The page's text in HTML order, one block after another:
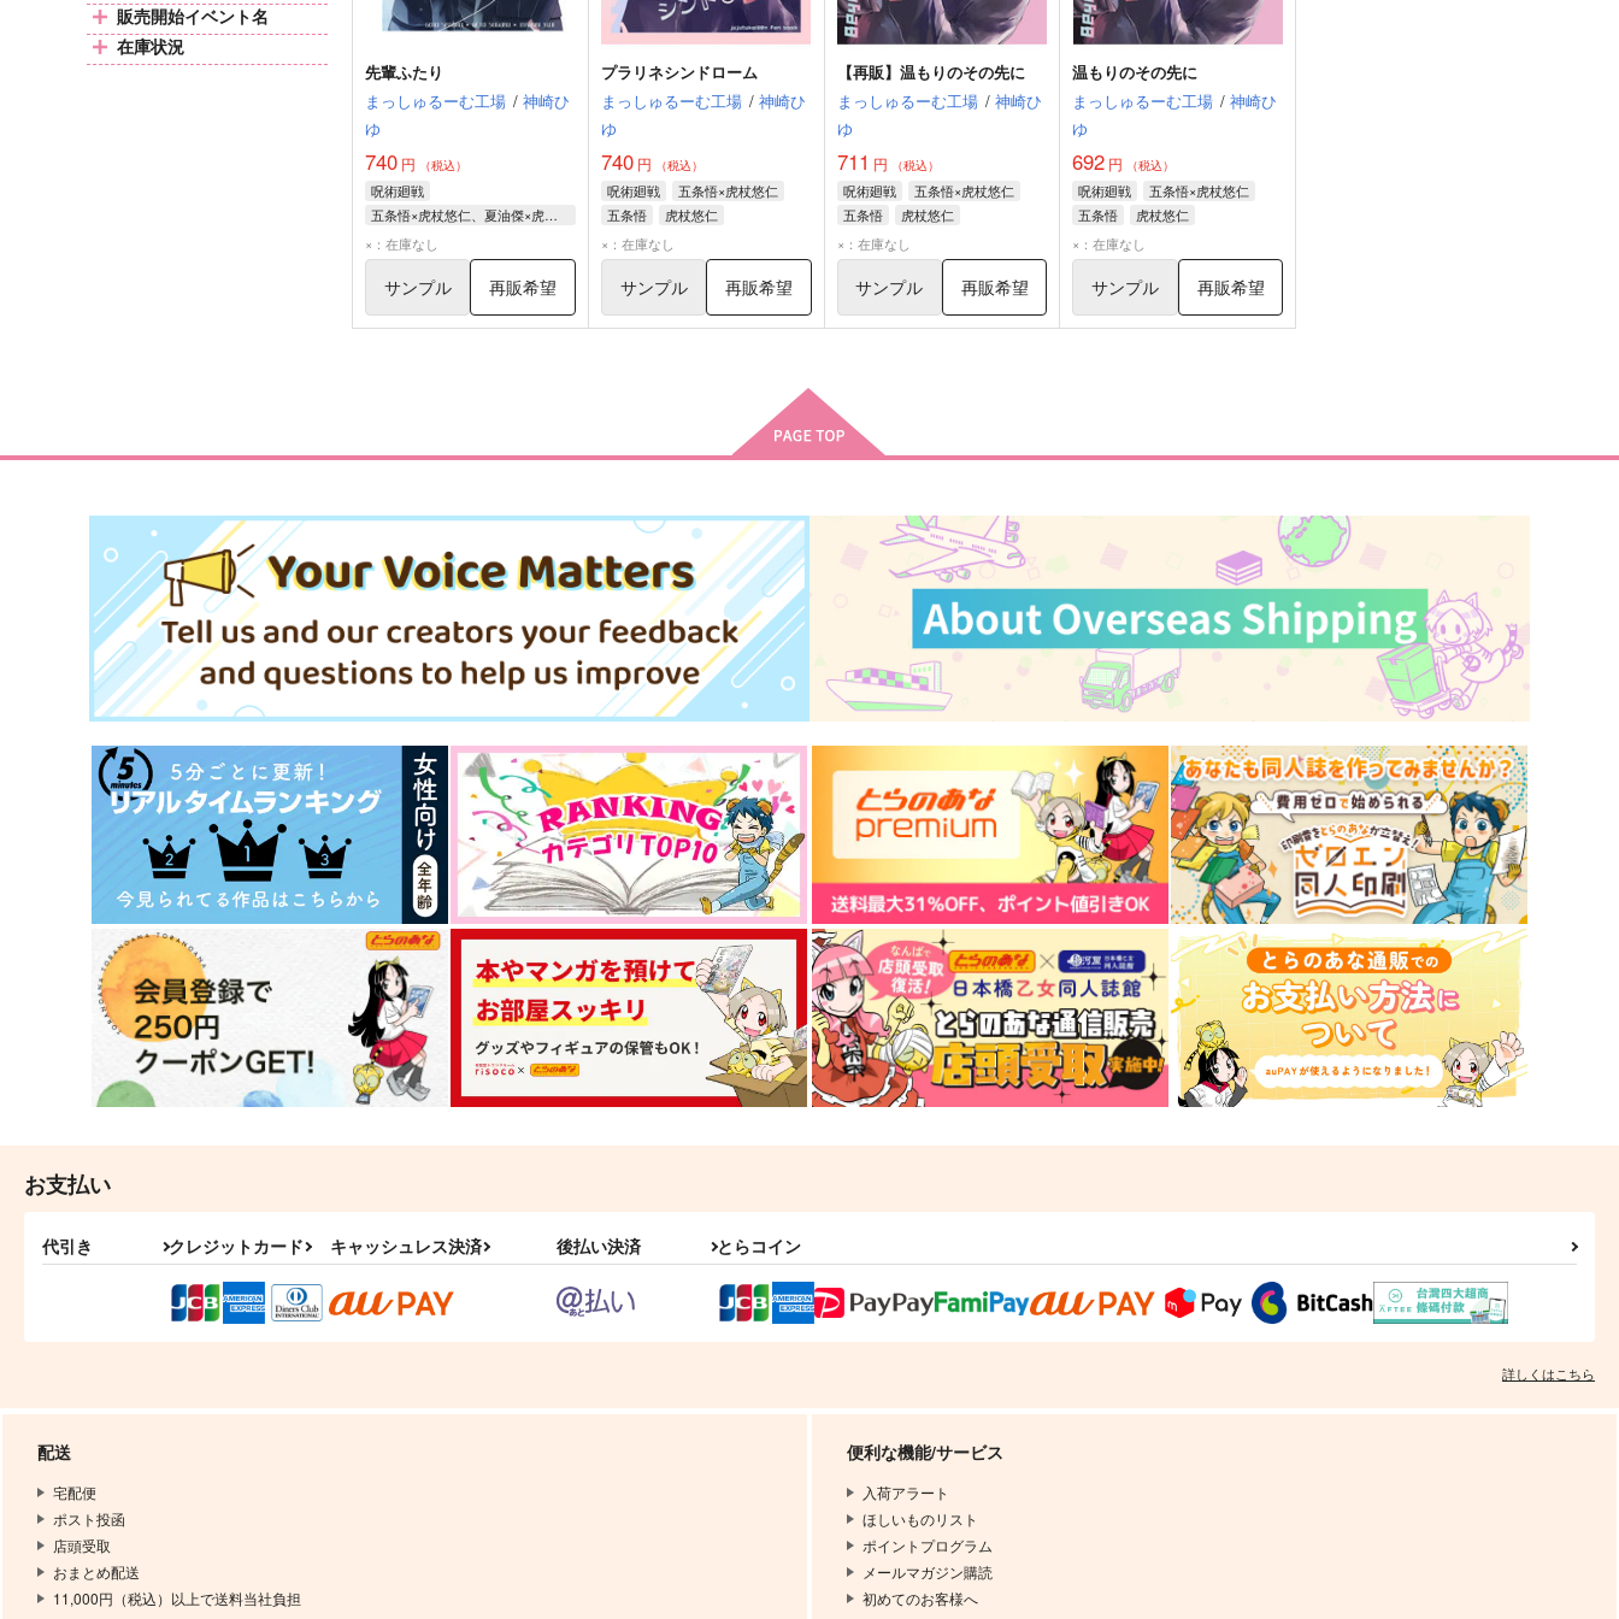
販売開始イベント名
在庫状況
先輩ふたり
まっしゅるーむ工場 / 神崎ひ
ゆ
740 円 （税込）
呪術廻戦
五条悟×虎杖悠仁、夏油傑×虎杖悠仁
五条悟
虎杖悠仁
×：在庫なし
サンプル 再販希望
プラリネシンドローム
まっしゅるーむ工場 / 神崎ひ
ゆ
740円 （税込）
呪術廻戦
五条悟×虎杖悠仁
五条悟
虎杖悠仁
×：在庫なし
サンプル 再販希望
【再販】温もりのその先に
まっしゅるーむ工場 / 神崎ひ
ゆ
711 円 （税込）
呪術廻戦
五条悟×虎杖悠仁
五条悟
虎杖悠仁
×：在庫なし
サンプル 再販希望
温もりのその先に
まっしゅるーむ工場 / 神崎ひ
ゆ
692 円 （税込）
呪術廻戦
五条悟×虎杖悠仁
五条悟
虎杖悠仁
×：在庫なし
サンプル 再販希望
お支払い
代引き クレジットカード キャッシュレス決済 後払い決済 とらコイン
詳しくはこちら
配送
宅配便
ポスト投函
店頭受取
おまとめ配送
11,000円（税込）以上で送料当社負担
便利な機能/サービス
入荷アラート
ほしいものリスト
ポイントプログラム
メールマガジン購読
初めてのお客様へ